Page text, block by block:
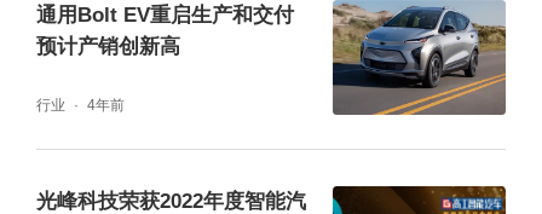
通用Bolt EV重启生产和交付
预计产销创新高
行业 4年前
光峰科技荣获2022年度智能汽